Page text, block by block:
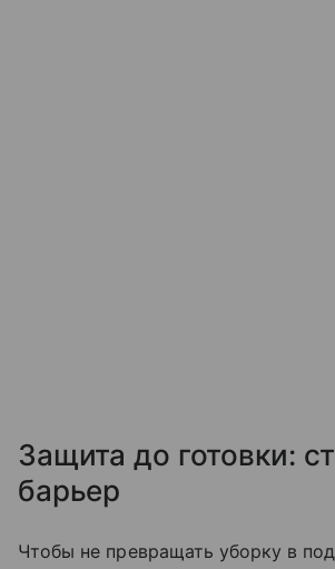
Защита до готовки:
барьер
Чтобы не превращать уборку в